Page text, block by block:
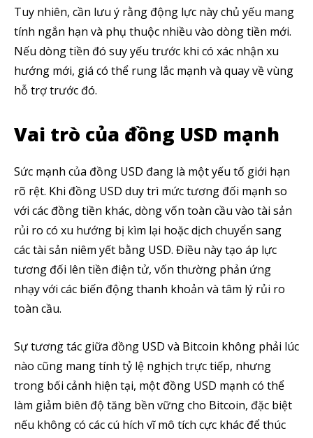
Tuy nhiên, cần lưu ý rằng động lực này chủ yếu mang
tính ngắn hạn và phụ thuộc nhiều vào dòng tiền mới.
Nếu dòng tiền đó suy yếu trước khi có xác nhận xu
hướng mới, giá có thể rung lắc mạnh và quay về vùng
hỗ trợ trước đó.
Vai trò của đồng USD mạnh
Sức mạnh của đồng USD đang là một yếu tố giới hạn
rõ rệt. Khi đồng USD duy trì mức tương đối mạnh so
với các đồng tiền khác, dòng vốn toàn cầu vào tài sản
rủi ro có xu hướng bị kìm lại hoặc dịch chuyển sang
các tài sản niêm yết bằng USD. Điều này tạo áp lực
tương đối lên tiền điện tử, vốn thường phản ứng
nhạy với các biến động thanh khoản và tâm lý rủi ro
toàn cầu.
Sự tương tác giữa đồng USD và Bitcoin không phải lúc
nào cũng mang tính tỷ lệ nghịch trực tiếp, nhưng
trong bối cảnh hiện tại, một đồng USD mạnh có thể
làm giảm biên độ tăng bền vững cho Bitcoin, đặc biệt
nếu không có các cú hích vĩ mô tích cực khác để thúc